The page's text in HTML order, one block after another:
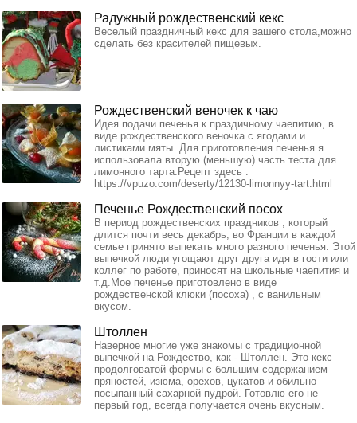
Радужный рождественский кекс
Веселый праздничный кекс для вашего стола,можно
сделать без красителей пищевых.
Рождественский веночек к чаю
Идея подачи печенья к праздичному чаепитию, в
виде рождественского веночка с ягодами и
листиками мяты. Для приготовления печенья я
использовала вторую (меньшую) часть теста для
лимонного тарта.Рецепт здесь :
https://vpuzo.com/deserty/12130-limonnyy-tart.html
Печенье Рождественский посох
В период рождественских праздников , который
длится почти весь декабрь, во Франции в каждой
семье принято выпекать много разного печенья. Этой
выпечкой люди угощают друг друга идя в гости или
коллег по работе, приносят на школьные чаепития и
т.д.Мое печенье приготовлено в виде
рождественской клюки (посоха) , с ванильным
вкусом.
Штоллен
Наверное многие уже знакомы с традиционной
выпечкой на Рождество, как - Штоллен. Это кекс
продолговатой формы с большим содержанием
пряностей, изюма, орехов, цукатов и обильно
посыпанный сахарной пудрой. Готовлю его не
первый год, всегда получается очень вкусным.